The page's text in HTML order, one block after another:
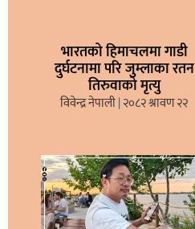
भारतको हिमाचलमा गाडी
दुर्घटनामा परि जुम्लाका रतन
तिरुवाको मृत्यु
विवेन्द्र नेपाली २०८२ श्रावण २२